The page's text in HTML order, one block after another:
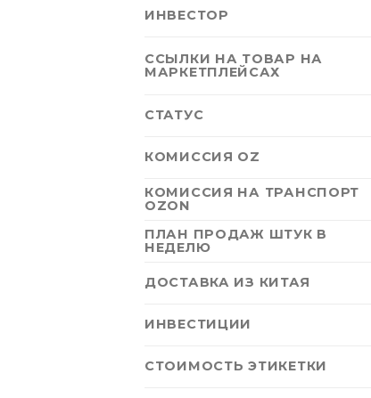
ИНВЕСТОР
ССЫЛКИ НА ТОВАР НА
МАРКЕТПЛЕЙСАХ
СТАТУС
КОМИССИЯ OZ
КОМИССИЯ НА ТРАНСПОРТ
OZON
ПЛАН ПРОДАЖ ШТУК В
НЕДЕЛЮ
ДОСТАВКА ИЗ КИТАЯ
ИНВЕСТИЦИИ
СТОИМОСТЬ ЭТИКЕТКИ